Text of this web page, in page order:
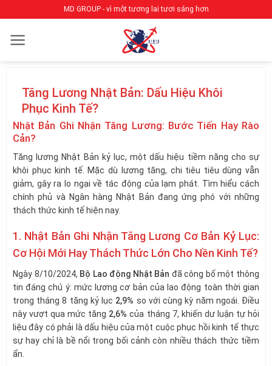
qua
nội
MD GROUP - vì một tương lai tươi sáng hơn
Tăng Lương Nhật Bản: Dấu Hiệu Khôi
Phục Kinh Tế?
Nhật Bản Ghi Nhận Tăng Lương: Bước Tiến Hay Rào
Cản?
Tăng lương Nhật Bản kỷ lục, một dấu hiệu tiềm năng cho sự
khôi phục kinh tế. Mặc dù lương tăng, chi tiêu tiêu dùng vẫn
giảm, gây ra lo ngại về tác động của lạm phát. Tìm hiểu cách
chính phủ và Ngân hàng Nhật Bản đang ứng phó với những
thách thức kinh tế hiện nay.
1. Nhật Bản Ghi Nhận Tăng Lương Cơ Bản Kỷ Lục:
Cơ Hội Mới Hay Thách Thức Lớn Cho Nền Kinh Tế?
Ngày 8/10/2024, Bộ Lao động Nhật Bản đã công bố một thông
tin đáng chú ý: mức lương cơ bản của lao động toàn thời gian
trong tháng 8 tăng kỷ lục 2,9% so với cùng kỳ năm ngoái. Điều
này vượt qua mức tăng 2,6% của tháng 7, khiến dư luận tự hỏi
liệu đây có phải là dấu hiệu của một cuộc phục hồi kinh tế thực
sự hay chỉ là bề nổi trong bối cảnh còn nhiều thách thức tiềm
ẩn.